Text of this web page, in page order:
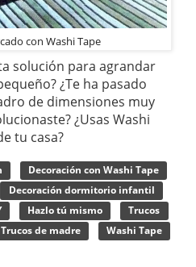
con Washi Tape
solución para agrandar
¿Te ha pasado
de dimensiones muy
¿Usas Washi
tu casa?
Decoración con Washi Tape
Decoración dormitorio infantil
Hazlo tú mismo
Trucos
Trucos de madre Washi Tape